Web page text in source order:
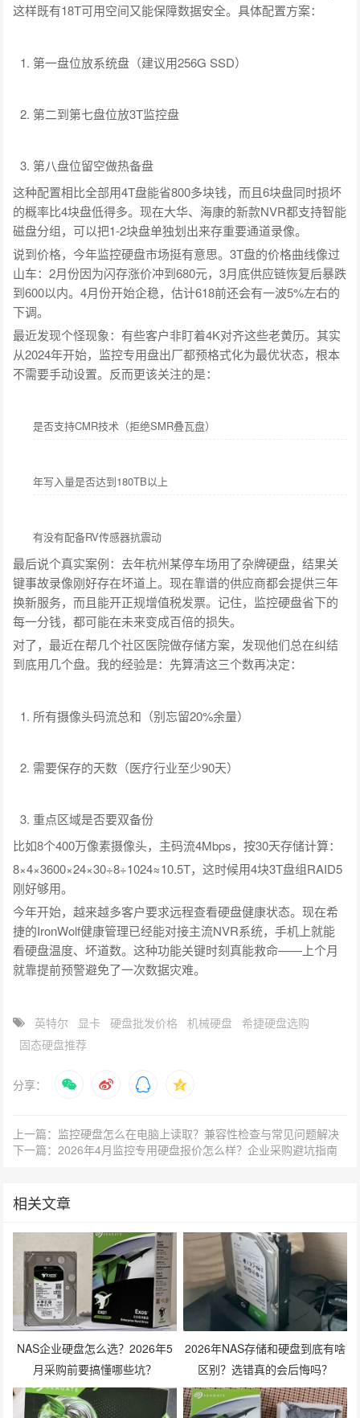
这样既有18T可用空间又能保障数据安全。具体配置方案：
第一盘位放系统盘（建议用256G SSD）
第二到第七盘位放3T监控盘
第八盘位留空做热备盘
这种配置相比全部用4T盘能省800多块钱，而且6块盘同时损坏
的概率比4块盘低得多。现在大华、海康的新款NVR都支持智能
磁盘分组，可以把1-2块盘单独划出来存重要通道录像。
说到价格，今年监控硬盘市场挺有意思。3T盘的价格曲线像过
山车：2月份因为闪存涨价冲到680元，3月底供应链恢复后暴跌
到600以内。4月份开始企稳，估计618前还会有一波5%左右的
下调。
最近发现个怪现象：有些客户非盯着4K对齐这些老黄历。其实
从2024年开始，监控专用盘出厂都预格式化为最优状态，根本
不需要手动设置。反而更该关注的是：
是否支持CMR技术（拒绝SMR叠瓦盘）
年写入量是否达到180TB以上
有没有配备RV传感器抗震动
最后说个真实案例：去年杭州某停车场用了杂牌硬盘，结果关
键事故录像刚好存在坏道上。现在靠谱的供应商都会提供三年
换新服务，而且能开正规增值税发票。记住，监控硬盘省下的
每一分钱，都可能在未来变成百倍的损失。
对了，最近在帮几个社区医院做存储方案，发现他们总在纠结
到底用几个盘。我的经验是：先算清这三个数再决定：
所有摄像头码流总和（别忘留20%余量）
需要保存的天数（医疗行业至少90天）
重点区域是否要双备份
比如8个400万像素摄像头，主码流4Mbps，按30天存储计算：
8×4×3600×24×30÷8÷1024≈10.5T，这时候用4块3T盘组RAID5
刚好够用。
今年开始，越来越多客户要求远程查看硬盘健康状态。现在希
捷的IronWolf健康管理已经能对接主流NVR系统，手机上就能
看硬盘温度、坏道数。这种功能关键时刻真能救命——上个月
就靠提前预警避免了一次数据灾难。
英特尔 显卡 硬盘批发价格 机械硬盘
希捷硬盘选购
固态硬盘推荐
分享：
上一篇：监控硬盘怎么在电脑上读取？兼容性检查与常见问题解决
下一篇：2026年4月监控专用硬盘报价怎么样？企业采购避坑指南
相关文章
NAS企业硬盘怎么选？2026年5
月采购前要搞懂哪些坑？
2026年NAS存储和硬盘到底有啥
区别？选错真的会后悔吗？